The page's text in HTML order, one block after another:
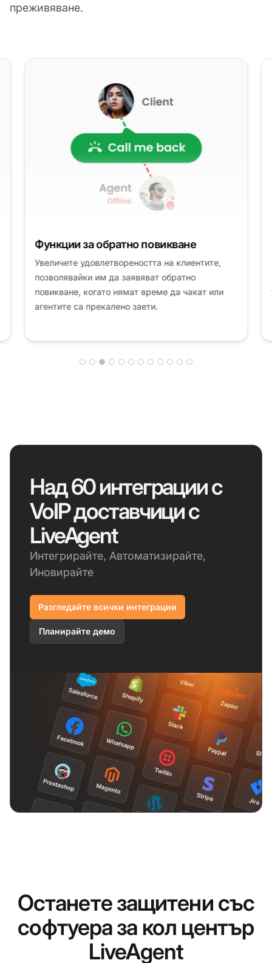
преживяване.
Функции за обратно повикване
Увеличете удовлетвореността на клиентите,
позволявайки им да заявяват обратно
повикване, когато нямат време да чакат или
агентите са прекалено заети.
Над 60 интеграции с
VoIP доставчици с
LiveAgent
Интегрирайте, Автоматизирайте,
Иновирайте
Разгледайте всички интеграции
Планирайте демо
Останете защитени със
софтуера за кол център
LiveAgent